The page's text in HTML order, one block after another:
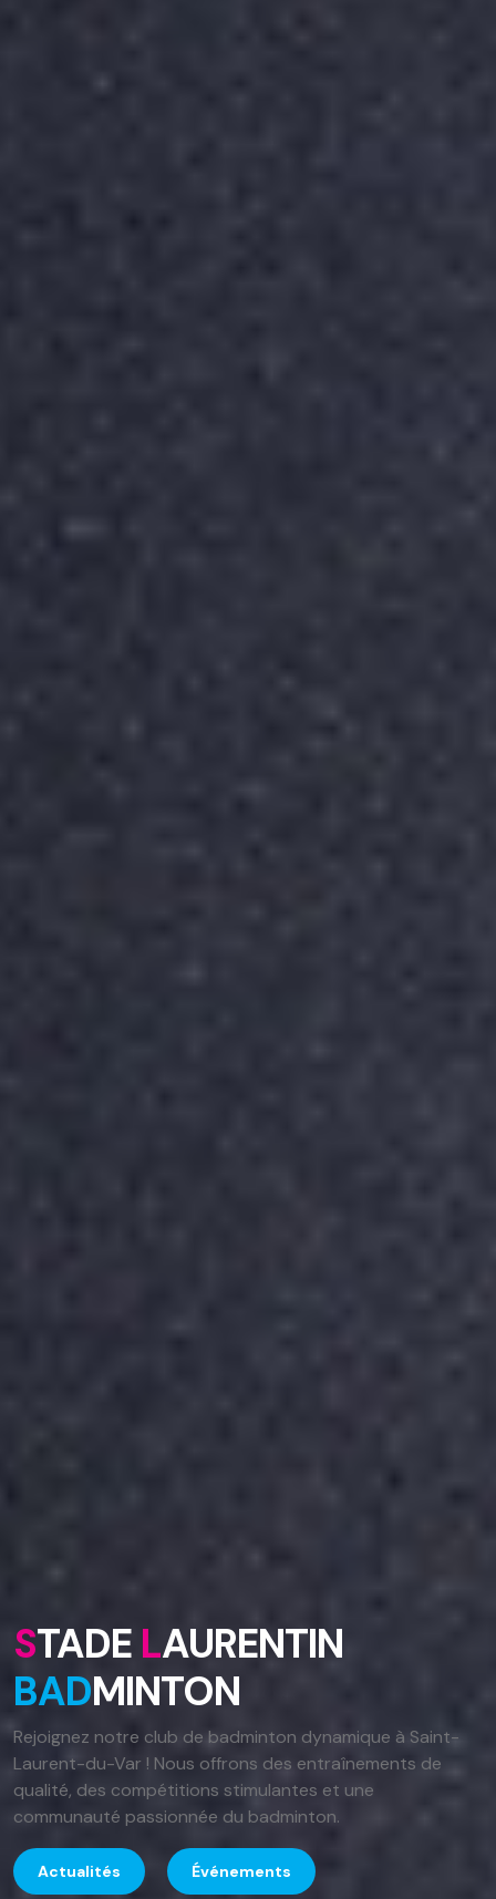
STADE LAURENTIN
BADMINTON
Rejoignez notre club de badminton dynamique à Saint-
Laurent-du-Var ! Nous offrons des entraînements de
qualité, des compétitions stimulantes et une
communauté passionnée du badminton.
Actualités Événements